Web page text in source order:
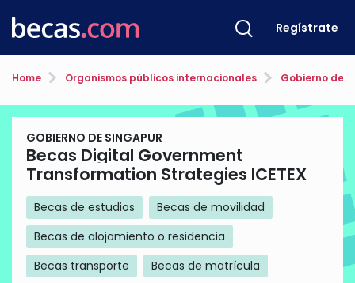
Regístrate
Home Organismos públicos internacionales Gobierno de
GOBIERNO DE SINGAPUR
Becas Digital Government
Transformation Strategies ICETEX
Becas de estudios
Becas de movilidad
Becas de alojamiento o residencia
Becas transporte
Becas de matrícula